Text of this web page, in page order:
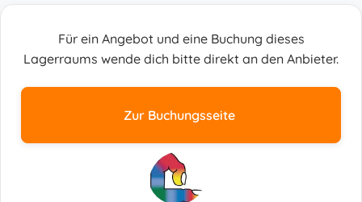
Für ein Angebot und eine Buchung dieses
Lagerraums wende dich bitte direkt an den Anbieter.
Zur Buchungsseite